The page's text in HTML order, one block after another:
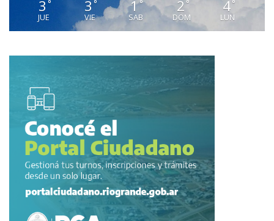
3 °
JUE
3 °
VIE
1°
SAB
2 °
DOM
4°
LUN